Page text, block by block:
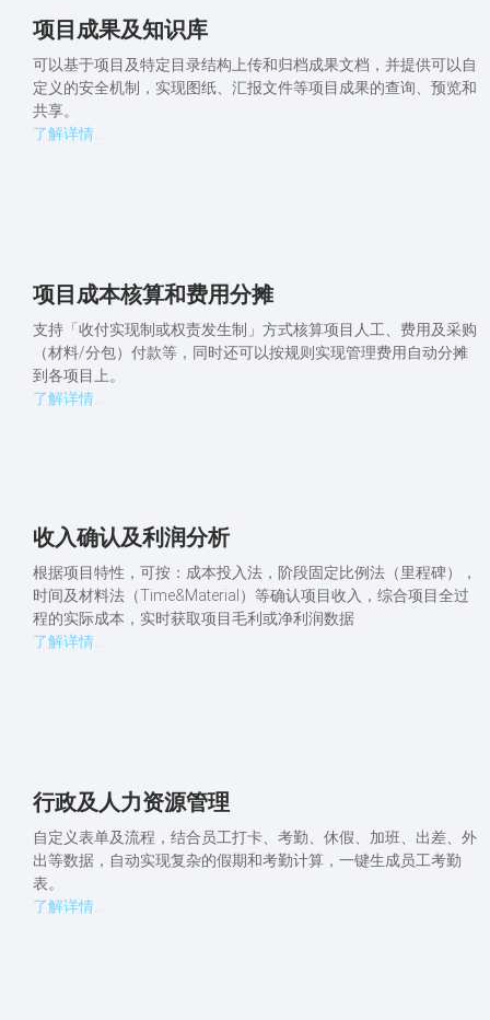
项目成果及知识库
可以基于项目及特定目录结构上传和归档成果文档，并提供可以自
定义的安全机制，实现图纸、汇报文件等项目成果的查询、预览和
共享。
了解详情...
项目成本核算和费用分摊
支持「收付实现制或权责发生制」方式核算项目人工、费用及采购
（材料/分包）付款等，同时还可以按规则实现管理费用自动分摊
到各项目上。
了解详情...
收入确认及利润分析
根据项目特性，可按：成本投入法，阶段固定比例法（里程碑），
时间及材料法（Time&Material）等确认项目收入，综合项目全过
程的实际成本，实时获取项目毛利或净利润数据
了解详情...
行政及人力资源管理
自定义表单及流程，结合员工打卡、考勤、休假、加班、出差、外
出等数据，自动实现复杂的假期和考勤计算，一键生成员工考勤
表。
了解详情...